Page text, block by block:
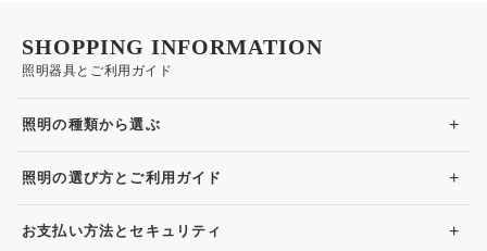
照明器具とご利用ガイド
SHOPPING INFORMATION
照明の種類から選ぶ +
照明の選び方とご利用ガイド +
お支払い方法とセキュリティ +